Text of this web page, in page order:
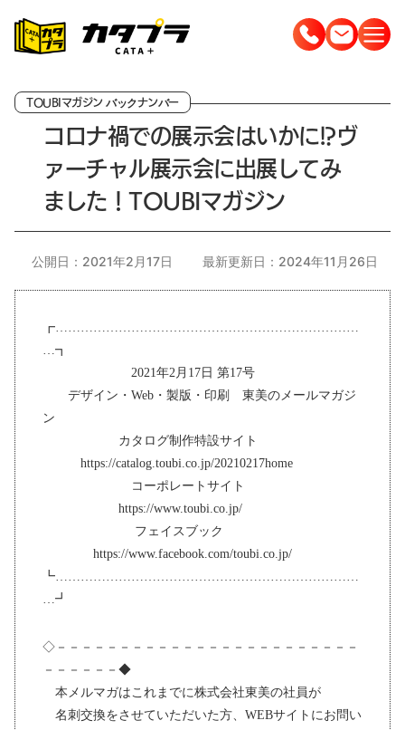
コロナ禍での展示会はいかに!?ヴ
ァーチャル展示会に出展してみ
ました！TOUBIマガジン
公開日：2021年2月17日 最新更新日：2024年11月26日
┏………………………………………………………………
…┓
2021年2月17日 第17号
デザイン・Web・製版・印刷 東美のメールマガジ
ン
カタログ制作特設サイト
https://catalog.toubi.co.jp/20210217home
コーポレートサイト
https://www.toubi.co.jp/
フェイスブック
https://www.facebook.com/toubi.co.jp/
┗………………………………………………………………
…┛
◇－－－－－－－－－－－－－－－－－－－－－－－－
－－－－－－◆
本メルマガはこれまでに株式会社東美の社員が
名刺交換をさせていただいた方、WEBサイトにお問い